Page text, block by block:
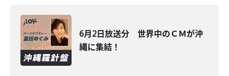
6月2日放送分 世界中のＣＭが沖
縄に集結！